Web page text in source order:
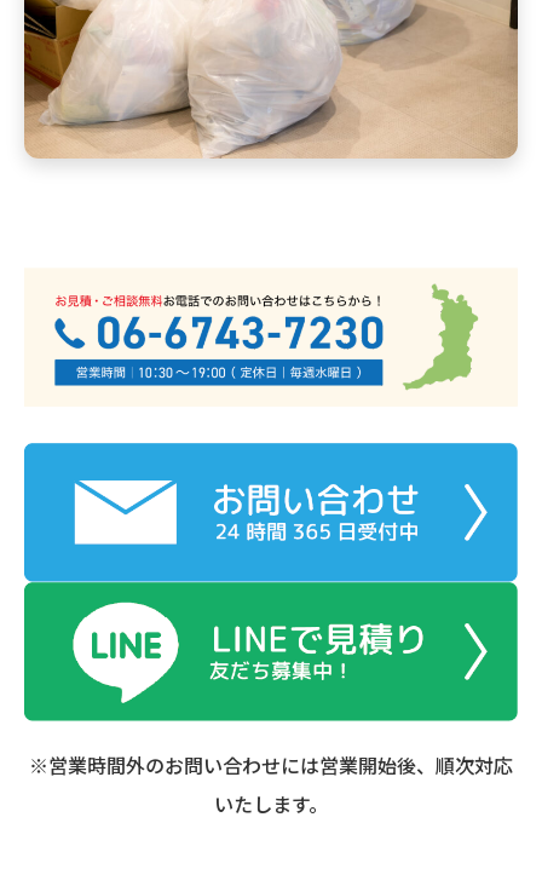
※営業時間外のお問い合わせには営業開始後、順次対応
いたします。